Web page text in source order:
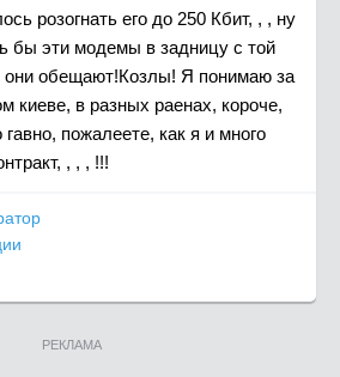
розогнать его до 250 Кбит, , , ну
бы эти модемы в задницу с той
они обещают!Козлы! Я понимаю за
киеве, в разных раенах, короче,
пожалеете, как я и много
, , , !!!
РЕКЛАМА